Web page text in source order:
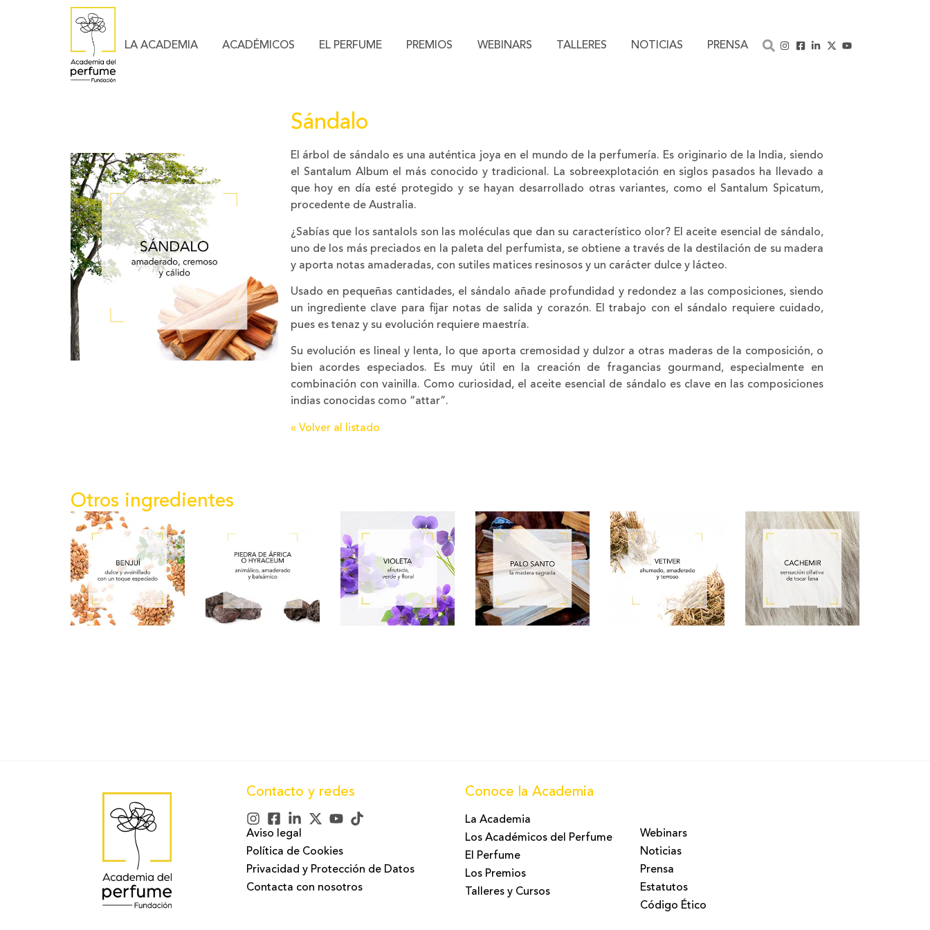
LA ACADEMIA ACADÉMICOS EL PERFUME PREMIOS WEBINARS TALLERES NOTICIAS PRENSA
Sándalo
El árbol de sándalo es una auténtica joya en el mundo de la perfumería. Es originario de la India, siendo
el Santalum Album el más conocido y tradicional. La sobreexplotación en siglos pasados ha llevado a
que hoy en día esté protegido y se hayan desarrollado otras variantes, como el Santalum Spicatum,
procedente de Australia.
¿Sabías que los santalols son las moléculas que dan su característico olor? El aceite esencial de sándalo,
uno de los más preciados en la paleta del perfumista, se obtiene a través de la destilación de su madera
y aporta notas amaderadas, con sutiles matices resinosos y un carácter dulce y lácteo.
Usado en pequeñas cantidades, el sándalo añade profundidad y redondez a las composiciones, siendo
un ingrediente clave para fijar notas de salida y corazón. El trabajo con el sándalo requiere cuidado,
pues es tenaz y su evolución requiere maestría.
Su evolución es lineal y lenta, lo que aporta cremosidad y dulzor a otras maderas de la composición, o
bien acordes especiados. Es muy útil en la creación de fragancias gourmand, especialmente en
combinación con vainilla. Como curiosidad, el aceite esencial de sándalo es clave en las composiciones
indias conocidas como “attar”.
« Volver al listado
Otros ingredientes
Contacto y redes
Aviso legal
Política de Cookies
Privacidad y Protección de Datos
Contacta con nosotros
Conoce la Academia
La Academia
Los Académicos del Perfume
El Perfume
Los Premios
Talleres y Cursos
Webinars
Noticias
Prensa
Estatutos
Código Ético